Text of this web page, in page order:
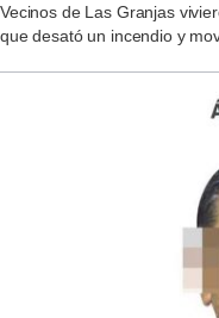
Vecinos de Las Granjas
que desató un incendio y